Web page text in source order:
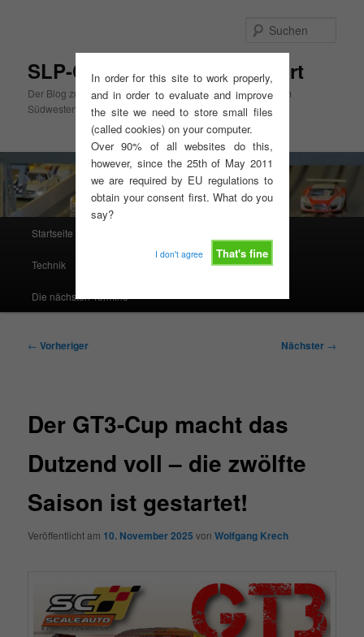
In order for this site to work properly,
and in order to evaluate and improve
the site we need to store small files
(called cookies) on your computer.
Over 90% of all websites do this,
however, since the 25th of May 2011
we are required by EU regulations to
obtain your consent first. What do you
say?
That's fine
I don't agree
SLP-Cup Mitte, GT3-Slotsport
Der Blog zum SLP-Cup Mitte und zur GT3-Slotsport Serie im
Südwesten
Startseite
Technik Rennserien West
Die nächsten Termine
Beitragsnavigation
← Vorheriger Nächster →
Der GT3-Cup macht das
Dutzend voll – die zwölfte
Saison ist gestartet!
Veröffentlicht am 10. November 2025 vonWolfgang Krech